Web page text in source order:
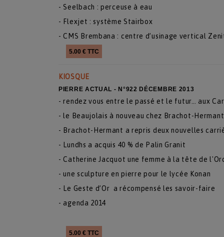
- Seelbach : perceuse à eau
- Flexjet : système Stairbox
- CMS Brembana : centre d’usinage vertical
5.00 € TTC
KIOSQUE
PIERRE ACTUAL - N°922 DÉCEMBRE 2013
- rendez vous entre le passé et le futur… aux
- le Beaujolais à nouveau chez Brachot-Hermant
- Brachot-Hermant a repris deux nouvelles
- Lundhs a acquis 40 % de Palin Granit
- Catherine Jacquot une femme à la tête de
- une sculpture en pierre pour le lycée Konan
- Le Geste d’Or a récompensé les savoir-faire
- agenda 2014
5.00 € TTC